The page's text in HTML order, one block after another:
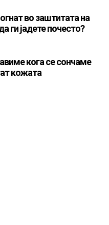
во заштитата на
ги јадете почесто?
кога се сончаме
кожата